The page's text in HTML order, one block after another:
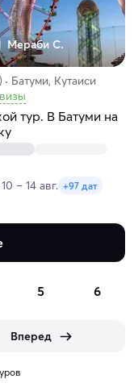
Мераби С.
Батуми, Кутаиси
тур. В Батуми на
10 – 14 авг. +97 дат
5 6
Вперед